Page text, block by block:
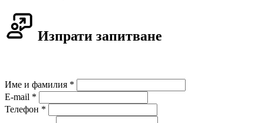
Изпрати запитване
Име и фамилия *
E-mail *
Телефон *